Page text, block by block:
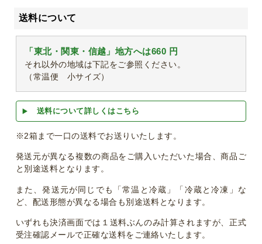
送料について
「東北・関東・信越」地方へは660 円
それ以外の地域は下記をご参照ください。
（常温便 小サイズ）
送料について詳しくはこちら
※2箱まで一口の送料でお送りいたします。
発送元が異なる複数の商品をご購入いただいた場合、商品ご
と別途送料となります。
また、発送元が同じでも「常温と冷蔵」「冷蔵と冷凍」な
ど、配送形態が異なる場合も別途送料となります。
いずれも決済画面では１送料ぶんのみ計算されますが、正式
受注確認メールで正確な送料をご連絡いたします。